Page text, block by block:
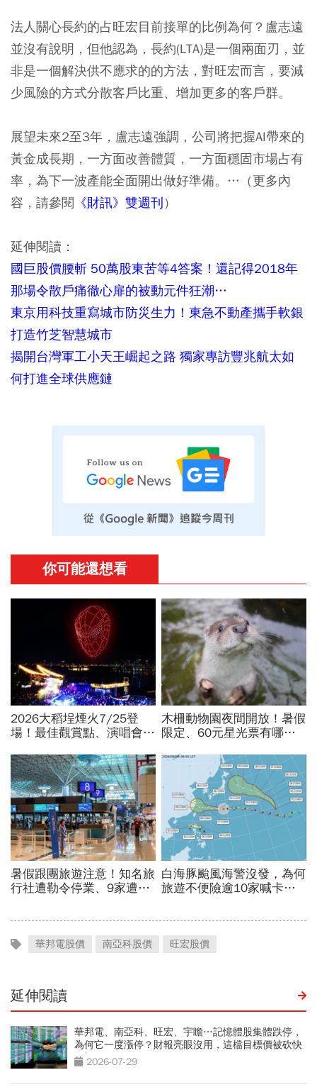
法人關心長約的占旺宏目前接單的比例為何？盧志遠
並沒有說明，但他認為，長約(LTA)是一個兩面刃，並
非是一個解決供不應求的的方法，對旺宏而言，要減
少風險的方式分散客戶比重、增加更多的客戶群。
展望未來2至3年，盧志遠強調，公司將把握AI帶來的
黃金成長期，一方面改善體質，一方面穩固市場占有
率，為下一波產能全面開出做好準備。…（更多內
容，請參閱 《財訊》雙週刊）
延伸閱讀：
國巨股價腰斬 50萬股東苦等4答案！還記得2018年
那場令散戶痛徹心扉的被動元件狂潮…
東京用科技重寫城市防災生力！東急不動產攜手軟銀
打造竹芝智慧城市
揭開台灣軍工小天王崛起之路 獨家專訪豐兆航太如
何打進全球供應鏈
華邦電股價 南亞科股價 旺宏股價
延伸閱讀
華邦電、南亞科、旺宏、宇瞻…記憶體股集體跌停，
為何它一度漲停？財報亮眼沒用，這檔目標價被砍快
3成2026-07-29